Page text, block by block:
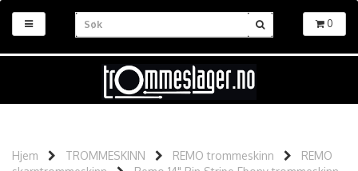
0
Hjem TROMMESKINN REMO trommeskinn
REMO